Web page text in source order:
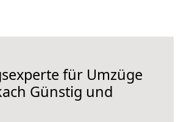
für Umzüge
Günstig und